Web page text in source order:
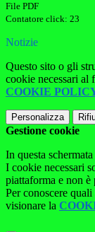
File PDF
Contatore click: 23
Notizie
Questo sito o gli
cookie necessari al
COOKIE
Personalizza
Gestione cookie
In questa
I cookie necessari
piattaforma e non
Per conoscere
visionare la